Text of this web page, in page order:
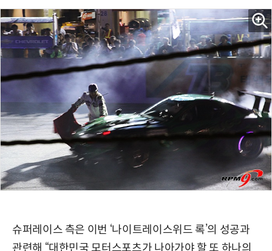
슈퍼레이스 측은 이번 ‘나이트레이스위드 록’의 성공과
관련해 “대한민국 모터스포츠가 나아가야 할 또 하나의